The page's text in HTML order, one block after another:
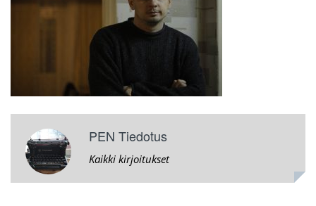
PEN Tiedotus
Kaikki kirjoitukset